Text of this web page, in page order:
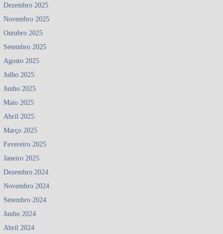
Dezembro 2025
Novembro 2025
Outubro 2025
Setembro 2025
Agosto 2025
Julho 2025
Junho 2025
Maio 2025
Abril 2025
Março 2025
Fevereiro 2025
Janeiro 2025
Dezembro 2024
Novembro 2024
Setembro 2024
Junho 2024
Abril 2024